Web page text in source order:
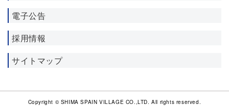
施設利用約款
電子公告
採用情報
サイトマップ
Copyright © SHIMA SPAIN VILLAGE CO.,LTD. All rights reserved.